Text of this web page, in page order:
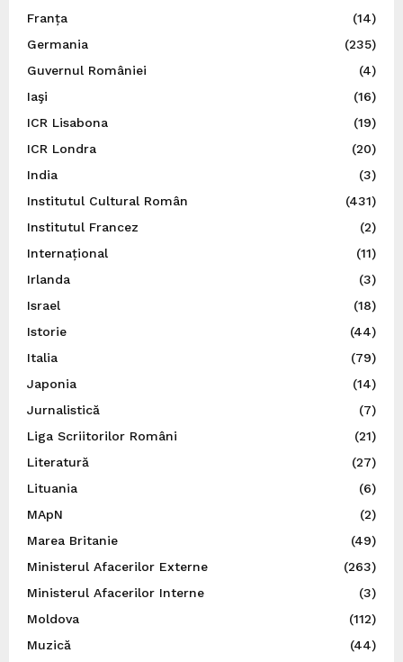
Franța
(14)
Germania
(235)
Guvernul României
(4)
Iaşi
(16)
ICR Lisabona
(19)
ICR Londra
(20)
India
(3)
Institutul Cultural Român
(431)
Institutul Francez
(2)
Internațional
(11)
Irlanda
(3)
Israel
(18)
Istorie
(44)
Italia
(79)
Japonia
(14)
Jurnalistică
(7)
Liga Scriitorilor Români
(21)
Literatură
(27)
Lituania
(6)
MApN
(2)
Marea Britanie
(49)
Ministerul Afacerilor Externe
(263)
Ministerul Afacerilor Interne
(3)
Moldova
(112)
Muzică
(44)